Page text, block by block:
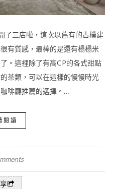
了三店啦，這次以舊有的古樸建
有質感，最棒的是還有榻榻米
。這裡除了有高CP的各式甜點
茶類，可以在這樣的慢慢時光
啡廳推薦的選擇。…
閱讀